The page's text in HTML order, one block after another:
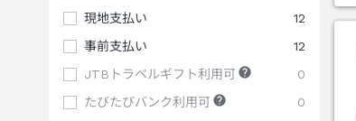
現地支払い
12
事前支払い
12
JTBトラベルギフト利用可
0
たびたびバンク利用可
0